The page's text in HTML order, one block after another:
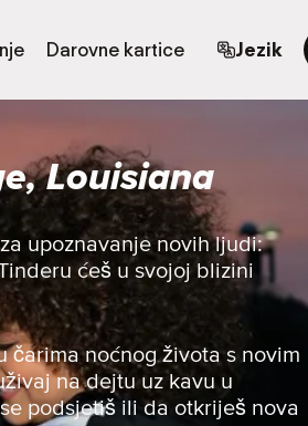
Darovne kartice Jezik
Louisiana
upoznavanje novih ljudi:
ćeš u svojoj blizini
čarima noćnog života s novim
na dejtu uz kavu u
podsjetiš ili da otkriješ nova